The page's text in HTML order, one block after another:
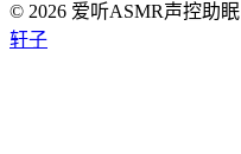
© 2026 爱听ASMR声控助眠
轩子